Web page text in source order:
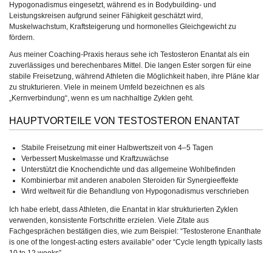
Hypogonadismus eingesetzt, während es in Bodybuilding- und
Leistungskreisen aufgrund seiner Fähigkeit geschätzt wird,
Muskelwachstum, Kraftsteigerung und hormonelles Gleichgewicht zu
fördern.
Aus meiner Coaching-Praxis heraus sehe ich Testosteron Enantat als ein
zuverlässiges und berechenbares Mittel. Die langen Ester sorgen für eine
stabile Freisetzung, während Athleten die Möglichkeit haben, ihre Pläne klar
zu strukturieren. Viele in meinem Umfeld bezeichnen es als
„Kernverbindung“, wenn es um nachhaltige Zyklen geht.
HAUPTVORTEILE VON TESTOSTERON ENANTAT
Stabile Freisetzung mit einer Halbwertszeit von 4–5 Tagen
Verbessert Muskelmasse und Kraftzuwächse
Unterstützt die Knochendichte und das allgemeine Wohlbefinden
Kombinierbar mit anderen anabolen Steroiden für Synergieeffekte
Wird weltweit für die Behandlung von Hypogonadismus verschrieben
Ich habe erlebt, dass Athleten, die Enantat in klar strukturierten Zyklen
verwenden, konsistente Fortschritte erzielen. Viele Zitate aus
Fachgesprächen bestätigen dies, wie zum Beispiel: “Testosterone Enanthate
is one of the longest-acting esters available” oder “Cycle length typically lasts